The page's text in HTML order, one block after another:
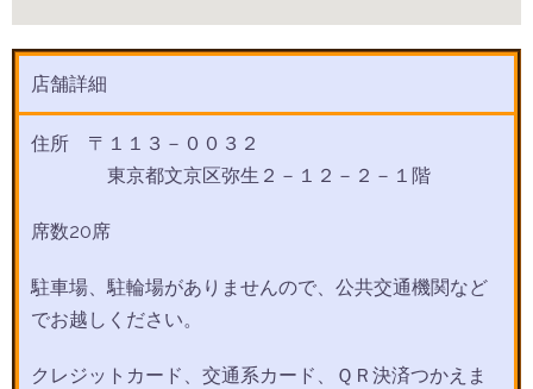
店舗詳細
住所 〒１１３－００３２
東京都文京区弥生２－１２－２－１階
席数20席
駐車場、駐輪場がありませんので、公共交通機関など
でお越しください。
クレジットカード、交通系カード、ＱＲ決済つかえま